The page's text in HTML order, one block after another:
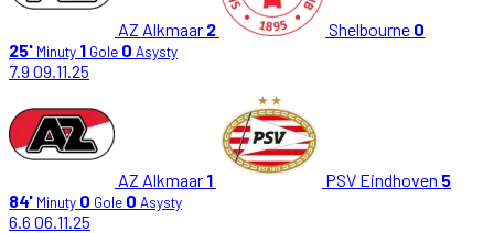
AZ Alkmaar 2 Shelbourne 0
25' Minuty 1 Gole 0 Asysty
7.9 09.11.25
AZ Alkmaar 1 PSV Eindhoven 5
84' Minuty 0 Gole 0 Asysty
6.6 06.11.25